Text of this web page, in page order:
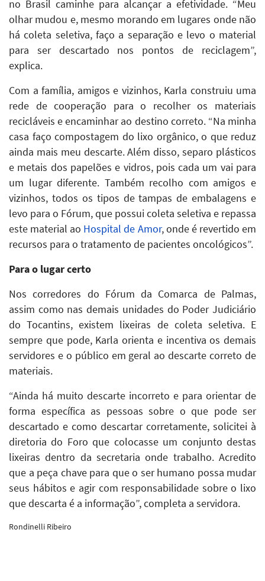
no Brasil caminhe para alcançar a efetividade. “Meu
olhar mudou e, mesmo morando em lugares onde não
há coleta seletiva, faço a separação e levo o material
para ser descartado nos pontos de reciclagem”,
explica.
Com a família, amigos e vizinhos, Karla construiu uma
rede de cooperação para o recolher os materiais
recicláveis e encaminhar ao destino correto. “Na minha
casa faço compostagem do lixo orgânico, o que reduz
ainda mais meu descarte. Além disso, separo plásticos
e metais dos papelões e vidros, pois cada um vai para
um lugar diferente. Também recolho com amigos e
vizinhos, todos os tipos de tampas de embalagens e
levo para o Fórum, que possui coleta seletiva e repassa
este material ao Hospital de Amor, onde é revertido em
recursos para o tratamento de pacientes oncológicos”.
Para o lugar certo
Nos corredores do Fórum da Comarca de Palmas,
assim como nas demais unidades do Poder Judiciário
do Tocantins, existem lixeiras de coleta seletiva. E
sempre que pode, Karla orienta e incentiva os demais
servidores e o público em geral ao descarte correto de
materiais.
“Ainda há muito descarte incorreto e para orientar de
forma específica as pessoas sobre o que pode ser
descartado e como descartar corretamente, solicitei à
diretoria do Foro que colocasse um conjunto destas
lixeiras dentro da secretaria onde trabalho. Acredito
que a peça chave para que o ser humano possa mudar
seus hábitos e agir com responsabilidade sobre o lixo
que descarta é a informação”, completa a servidora.
Rondinelli Ribeiro